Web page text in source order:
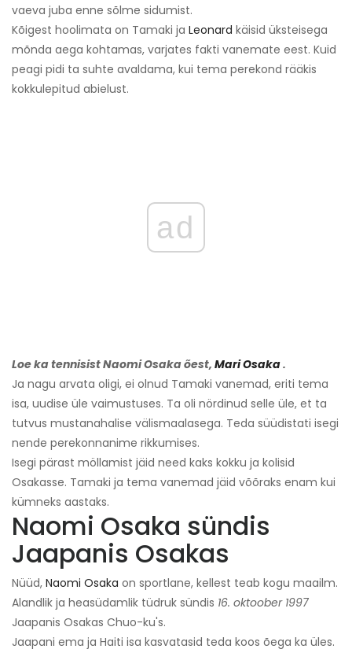
vaeva juba enne sõlme sidumist.
Kõigest hoolimata on Tamaki ja Leonard käisid üksteisega
mõnda aega kohtamas, varjates fakti vanemate eest. Kuid
peagi pidi ta suhte avaldama, kui tema perekond rääkis
kokkulepitud abielust.
ad
Loe ka tennisist Naomi Osaka õest, Mari Osaka.
Ja nagu arvata oligi, ei olnud Tamaki vanemad, eriti tema
isa, uudise üle vaimustuses. Ta oli nördinud selle üle, et ta
tutvus mustanahalise välismaalasega. Teda süüdistati isegi
nende perekonnanime rikkumises.
Isegi pärast möllamist jäid need kaks kokku ja kolisid
Osakasse. Tamaki ja tema vanemad jäid võõraks enam kui
kümneks aastaks.
Naomi Osaka sündis
Jaapanis Osakas
Nüüd, Naomi Osaka on sportlane, kellest teab kogu maailm.
Alandlik ja heasüdamlik tüdruk sündis 16. oktoober 1997
Jaapanis Osakas Chuo-ku's.
Jaapani ema ja Haiti isa kasvatasid teda koos õega ka üles.